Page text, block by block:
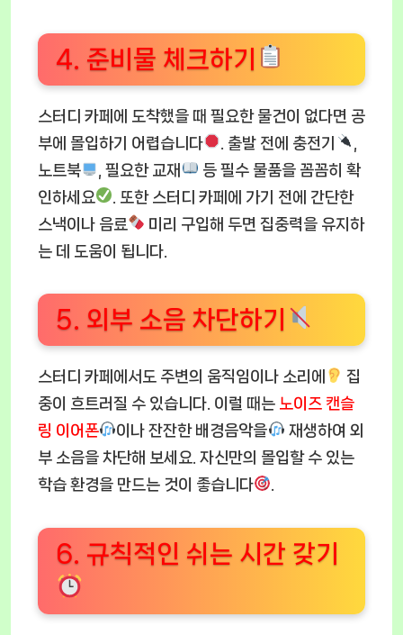
4. 준비물 체크하기
스터디 카페에 도착했을 때 필요한 물건이 없다면 공
부에 몰입하기 어렵습니다
. 출발 전에 충전기
노트북
, 필요한 교재
등 필수 물품을 꼼꼼히 확
인하세요
. 또한 스터디 카페에 가기 전에 간단한
스낵이나 음료
미리 구입해 두면 집중력을 유지하
는 데 도움이 됩니다.
5. 외부 소음 차단하기
스터디 카페에서도 주변의 움직임이나 소리에
집
중이 흐트러질 수 있습니다. 이럴 때는 노이즈 캔슬
링 이어폰
이나 잔잔한 배경음악을
재생하여 외
부 소음을 차단해 보세요. 자신만의 몰입할 수 있는
학습 환경을 만드는 것이 좋습니다
6. 규칙적인 쉬는 시간 갖기